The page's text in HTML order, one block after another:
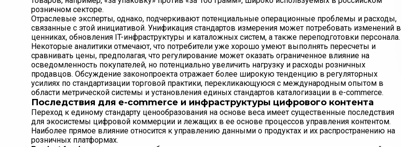
розничном секторе.
Отраслевые эксперты, однако, подчеркивают потенциальные операционные проблемы и расходы,
связанные с этой инициативой. Унификация стандартов измерения может потребовать изменений в
ценниках, обновления IT-инфраструктуры и каталожных систем, а также переподготовки персонала.
Некоторые аналитики отмечают, что потребители уже хорошо умеют выполнять пересчеты и
сравнивать цены, предполагая, что регулирование может оказать ограниченное влияние на
осведомленность покупателей, но потенциально увеличить нагрузку и расходы розничных
продавцов. Обсуждение законопроекта отражает более широкую тенденцию в регуляторных
усилиях по стандартизации торговой практики, перекликающуюся с международным опытом в
области метрической системы и установления единых стандартов каталогизации в e-commerce.
Последствия для e-commerce и инфраструктуры цифрового контента
Переход к единому стандарту ценообразования на основе веса имеет существенные последствия
для экосистемы цифровой коммерции и лежащих в ее основе процессов управления контентом.
Наиболее прямое влияние относится к управлению данными о продуктах и их распространению на
розничных платформах.